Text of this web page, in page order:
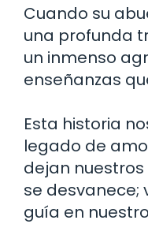
Cuando su
una profunda
un inmenso
enseñanzas
Esta historia
legado de
dejan
se desvanece;
guía en